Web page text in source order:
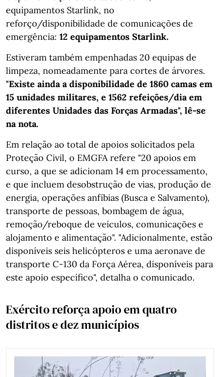
equipamentos Starlink, no
reforço/disponibilidade de comunicações de
emergência: 12 equipamentos Starlink.
Estiveram também empenhadas 20 equipas de
limpeza, nomeadamente para cortes de árvores.
"Existe ainda a disponibilidade de 1860 camas em
15 unidades militares, e 1562 refeições/dia em
diferentes Unidades das Forças Armadas", lê-se
na nota.
Em relação ao total de apoios solicitados pela
Proteção Civil, o EMGFA refere "20 apoios em
curso, a que se adicionam 14 em processamento,
e que incluem desobstrução de vias, produção de
energia, operações anfíbias (Busca e Salvamento),
transporte de pessoas, bombagem de água,
remoção/reboque de veículos, comunicações e
alojamento e alimentação". "Adicionalmente, estão
disponíveis seis helicópteros e uma aeronave de
transporte C-130 da Força Aérea, disponíveis para
este apoio específico", detalha o comunicado.
Exército reforça apoio em quatro
distritos e dez municípios